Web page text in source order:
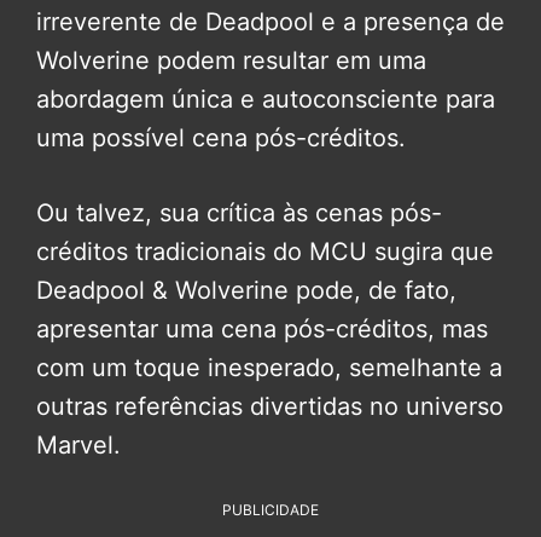
irreverente de Deadpool e a presença de
Wolverine podem resultar em uma
abordagem única e autoconsciente para
uma possível cena pós-créditos.
Ou talvez, sua crítica às cenas pós-
créditos tradicionais do MCU sugira que
Deadpool & Wolverine pode, de fato,
apresentar uma cena pós-créditos, mas
com um toque inesperado, semelhante a
outras referências divertidas no universo
Marvel.
PUBLICIDADE